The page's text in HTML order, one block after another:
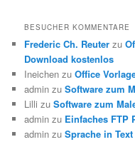
BESUCHER KOMMENTARE
Frederic Ch. Reuter zu
Download kostenlos
Ineichen zuOffice
admin zuSoftware zum
Lilli zuSoftware zum
admin zu Einfaches FTP
admin zuSprache in